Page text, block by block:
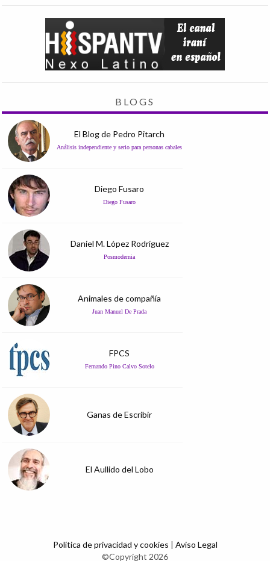
BLOGS
El Blog de Pedro Pitarch
Análisis independiente y serio para personas cabales
Diego Fusaro
Diego Fusaro
Daniel M. López Rodríguez
Posmodernia
Animales de compañía
Juan Manuel De Prada
FPCS
Fernando Pino Calvo Sotelo
Ganas de Escribir
El Aullido del Lobo
Política de privacidad y cookies | Aviso Legal
©Copyright 2026